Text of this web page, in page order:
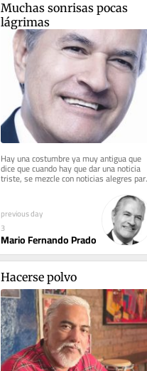
Muchas sonrisas pocas
lágrimas
Hay una costumbre ya muy antigua que
dice que cuando hay que dar una noticia
triste, se mezcle con noticias alegres
que el impacto sea menor. Eso...
previous day
3
Mario Fernando Prado
Hacerse polvo